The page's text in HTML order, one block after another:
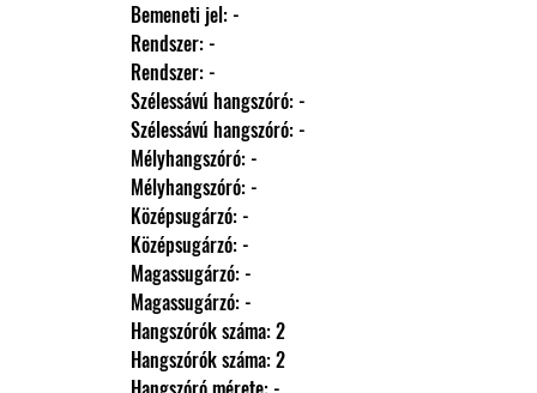
                Bemeneti jel: -
                Rendszer: -
                Rendszer: -
                Szélessávú hangszóró: -
                Szélessávú hangszóró: -
                Mélyhangszóró: -
                Mélyhangszóró: -
                Középsugárzó: -
                Középsugárzó: -
                Magassugárzó: -
                Magassugárzó: -
                Hangszórók száma: 2
                Hangszórók száma: 2